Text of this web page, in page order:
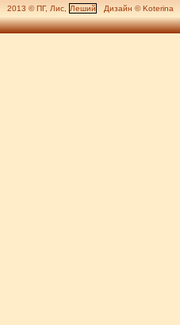
2013 © ПГ, Лис, Леший Дизайн © Koterina